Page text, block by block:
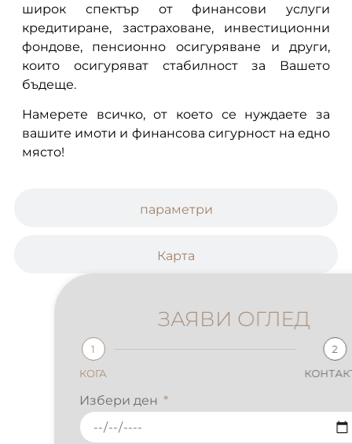
параметри
Карта
широк спектър от финансови услуги
кредитиране, застраховане, инвестиционни
фондове, пенсионно осигуряване и други,
които осигуряват стабилност за Вашето
бъдеще.
Намерете всичко, от което се нуждаете за
вашите имоти и финансова сигурност на едно
място!
ЗАЯВИ ОГЛЕД
2
КОНТАКТИ
Избери ден